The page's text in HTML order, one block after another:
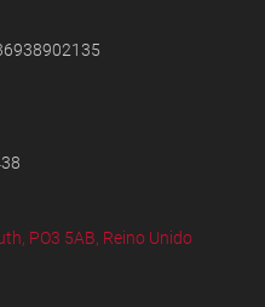
PO3 5AB, Reino Unido